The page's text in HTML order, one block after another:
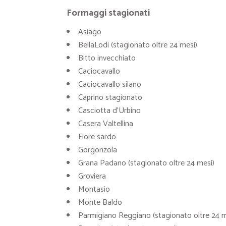
Formaggi stagionati
Asiago
BellaLodi (stagionato oltre 24 mesi)
Bitto invecchiato
Caciocavallo
Caciocavallo silano
Caprino stagionato
Casciotta d’Urbino
Casera Valtellina
Fiore sardo
Gorgonzola
Grana Padano (stagionato oltre 24 mesi)
Groviera
Montasio
Monte Baldo
Parmigiano Reggiano (stagionato oltre 24